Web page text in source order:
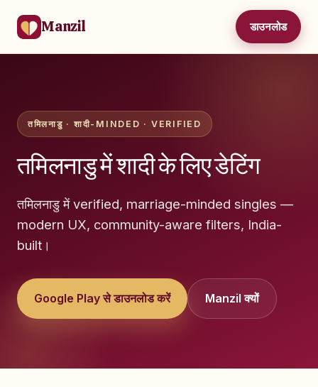
Manzil डाउनलोड
तमिलनाडु · शादी-MINDED · VERIFIED
तमिलनाडु में शादी के लिए डेटिंग
तमिलनाडु में verified, marriage-minded singles —
modern UX, community-aware filters, India-
built।
Google Play से डाउनलोड करें Manzil क्यों